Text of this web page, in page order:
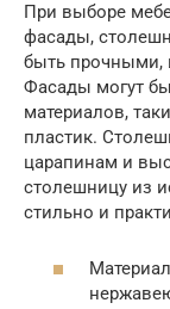
При выборе
фасады,
быть прочными,
Фасады могут
материалов,
пластик.
царапинам и
столешницу из
стильно и